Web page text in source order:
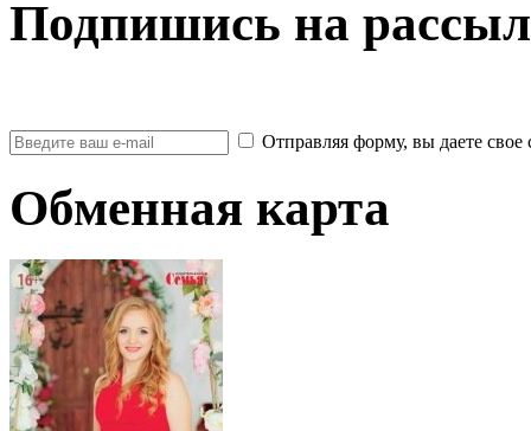
Подпишись на
Отправляя форму, вы даете
Обменная карта